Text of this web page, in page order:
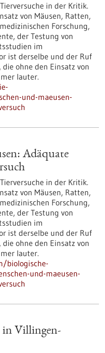
in der Kritik.
von Mäusen, Ratten,
Forschung,
der Testung von
im
ist derselbe und der Ruf
ohne den Einsatz von
lauter.
und-maeusen-
Adäquate
in der Kritik.
von Mäusen, Ratten,
Forschung,
der Testung von
im
ist derselbe und der Ruf
ohne den Einsatz von
lauter.
biologische-
und-maeusen-
in Villingen-